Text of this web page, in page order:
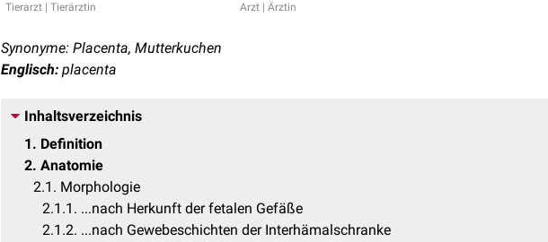
Tierarzt | Tierärztin Arzt | Ärztin
Synonyme: Placenta, Mutterkuchen
Englisch: placenta
Inhaltsverzeichnis
1
Definition
2 Anatomie
2.1
Morphologie
2.1.1
...nach Herkunft der fetalen Gefäße
2.1.2 ...nach Gewebeschichten der Interhämalschranke